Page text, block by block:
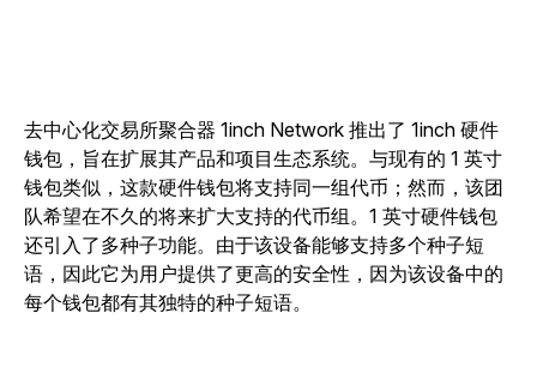
去中心化交易所聚合器 1inch Network 推出了 1inch 硬件
钱包，旨在扩展其产品和项目生态系统。与现有的 1 英寸
钱包类似，这款硬件钱包将支持同一组代币；然而，该团
队希望在不久的将来扩大支持的代币组。1 英寸硬件钱包
还引入了多种子功能。由于该设备能够支持多个种子短
语，因此它为用户提供了更高的安全性，因为该设备中的
每个钱包都有其独特的种子短语。